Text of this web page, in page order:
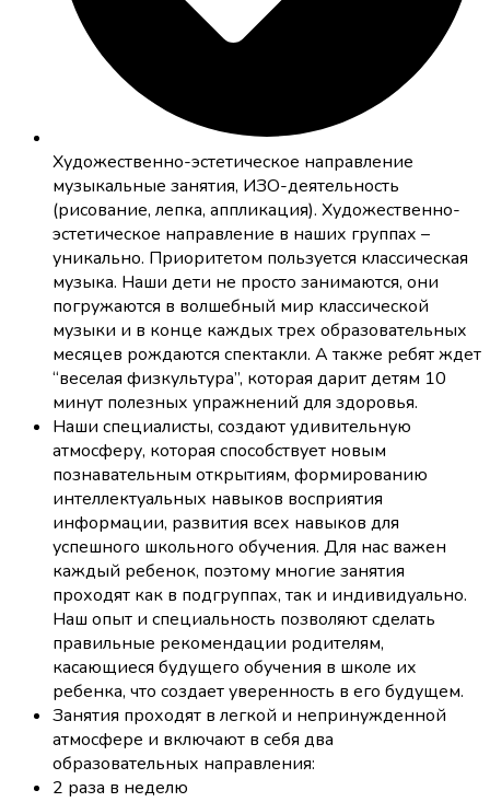
Художественно-эстетическое направление
музыкальные занятия, ИЗО-деятельность
(рисование, лепка, аппликация). Художественно-
эстетическое направление в наших группах –
уникально. Приоритетом пользуется классическая
музыка. Наши дети не просто занимаются, они
погружаются в волшебный мир классической
музыки и в конце каждых трех образовательных
месяцев рождаются спектакли. А также ребят ждет
“веселая физкультура”, которая дарит детям 10
минут полезных упражнений для здоровья.
Наши специалисты, создают удивительную
атмосферу, которая способствует новым
познавательным открытиям, формированию
интеллектуальных навыков восприятия
информации, развития всех навыков для
успешного школьного обучения. Для нас важен
каждый ребенок, поэтому многие занятия
проходят как в подгруппах, так и индивидуально.
Наш опыт и специальность позволяют сделать
правильные рекомендации родителям,
касающиеся будущего обучения в школе их
ребенка, что создает уверенность в его будущем.
Занятия проходят в легкой и непринужденной
атмосфере и включают в себя два
образовательных направления:
2 раза в неделю